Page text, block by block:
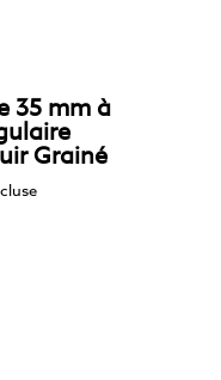
35 mm à
Grainé